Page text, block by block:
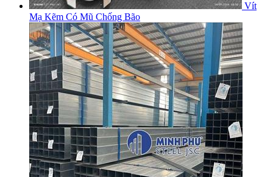
Vít
Mạ Kẽm Có Mũ Chống Bão